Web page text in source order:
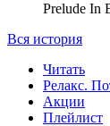
Prelude In
Вся история
Читать
Релакс.
Акции
Плейлист